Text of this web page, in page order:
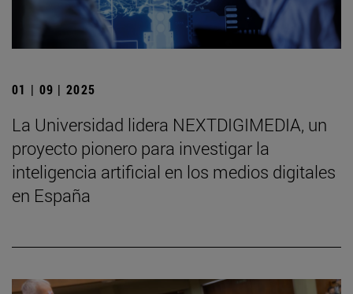
01 | 09 | 2025
La Universidad lidera NEXTDIGIMEDIA, un
proyecto pionero para investigar la
inteligencia artificial en los medios digitales
en España